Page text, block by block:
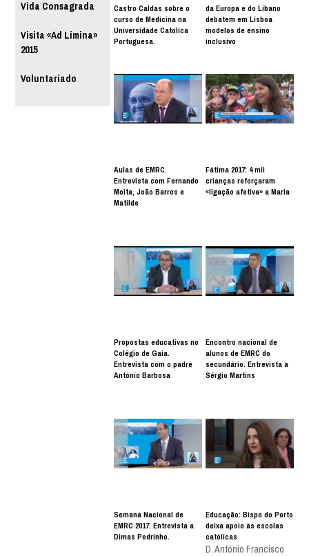
Vida Consagrada
Visita «Ad Limina»
2015
Voluntariado
Castro Caldas sobre o
curso de Medicina na
Universidade Católica
Portuguesa.
da Europa e do Líbano
debatem em Lisboa
modelos de ensino
inclusivo
Aulas de EMRC.
Entrevista com Fernando
Moita, João Barros e
Matilde
Fátima 2017: 4 mil
crianças reforçaram
«ligação afetiva» a Maria
Propostas educativas no
Colégio de Gaia.
Entrevista com o padre
António Barbosa
Encontro nacional de
alunos de EMRC do
secundário. Entrevista a
Sérgio Martins
Semana Nacional de
EMRC 2017. Entrevista a
Dimas Pedrinho.
Educação: Bispo do Porto
deixa apoio às escolas
católicas
D. António Francisco